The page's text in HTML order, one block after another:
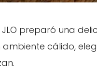
preparó una
cálido,